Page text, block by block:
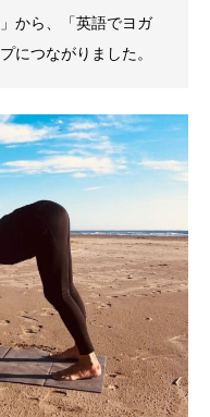
から、「英語でヨガ
につながりました。